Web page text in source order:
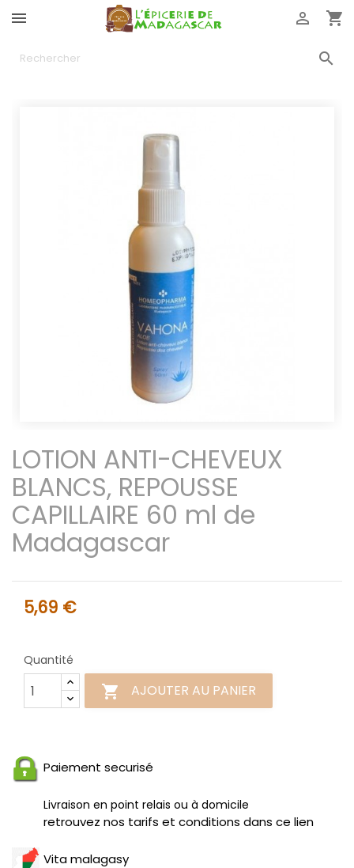
 


LOTION ANTI-CHEVEUX
BLANCS, REPOUSSE
CAPILLAIRE 60 ml de
Madagascar
5,69 €
Quantité
 AJOUTER AU PANIER
Paiement securisé
Livraison en point relais ou à domicile
retrouvez nos tarifs et conditions dans ce lien
Vita malagasy